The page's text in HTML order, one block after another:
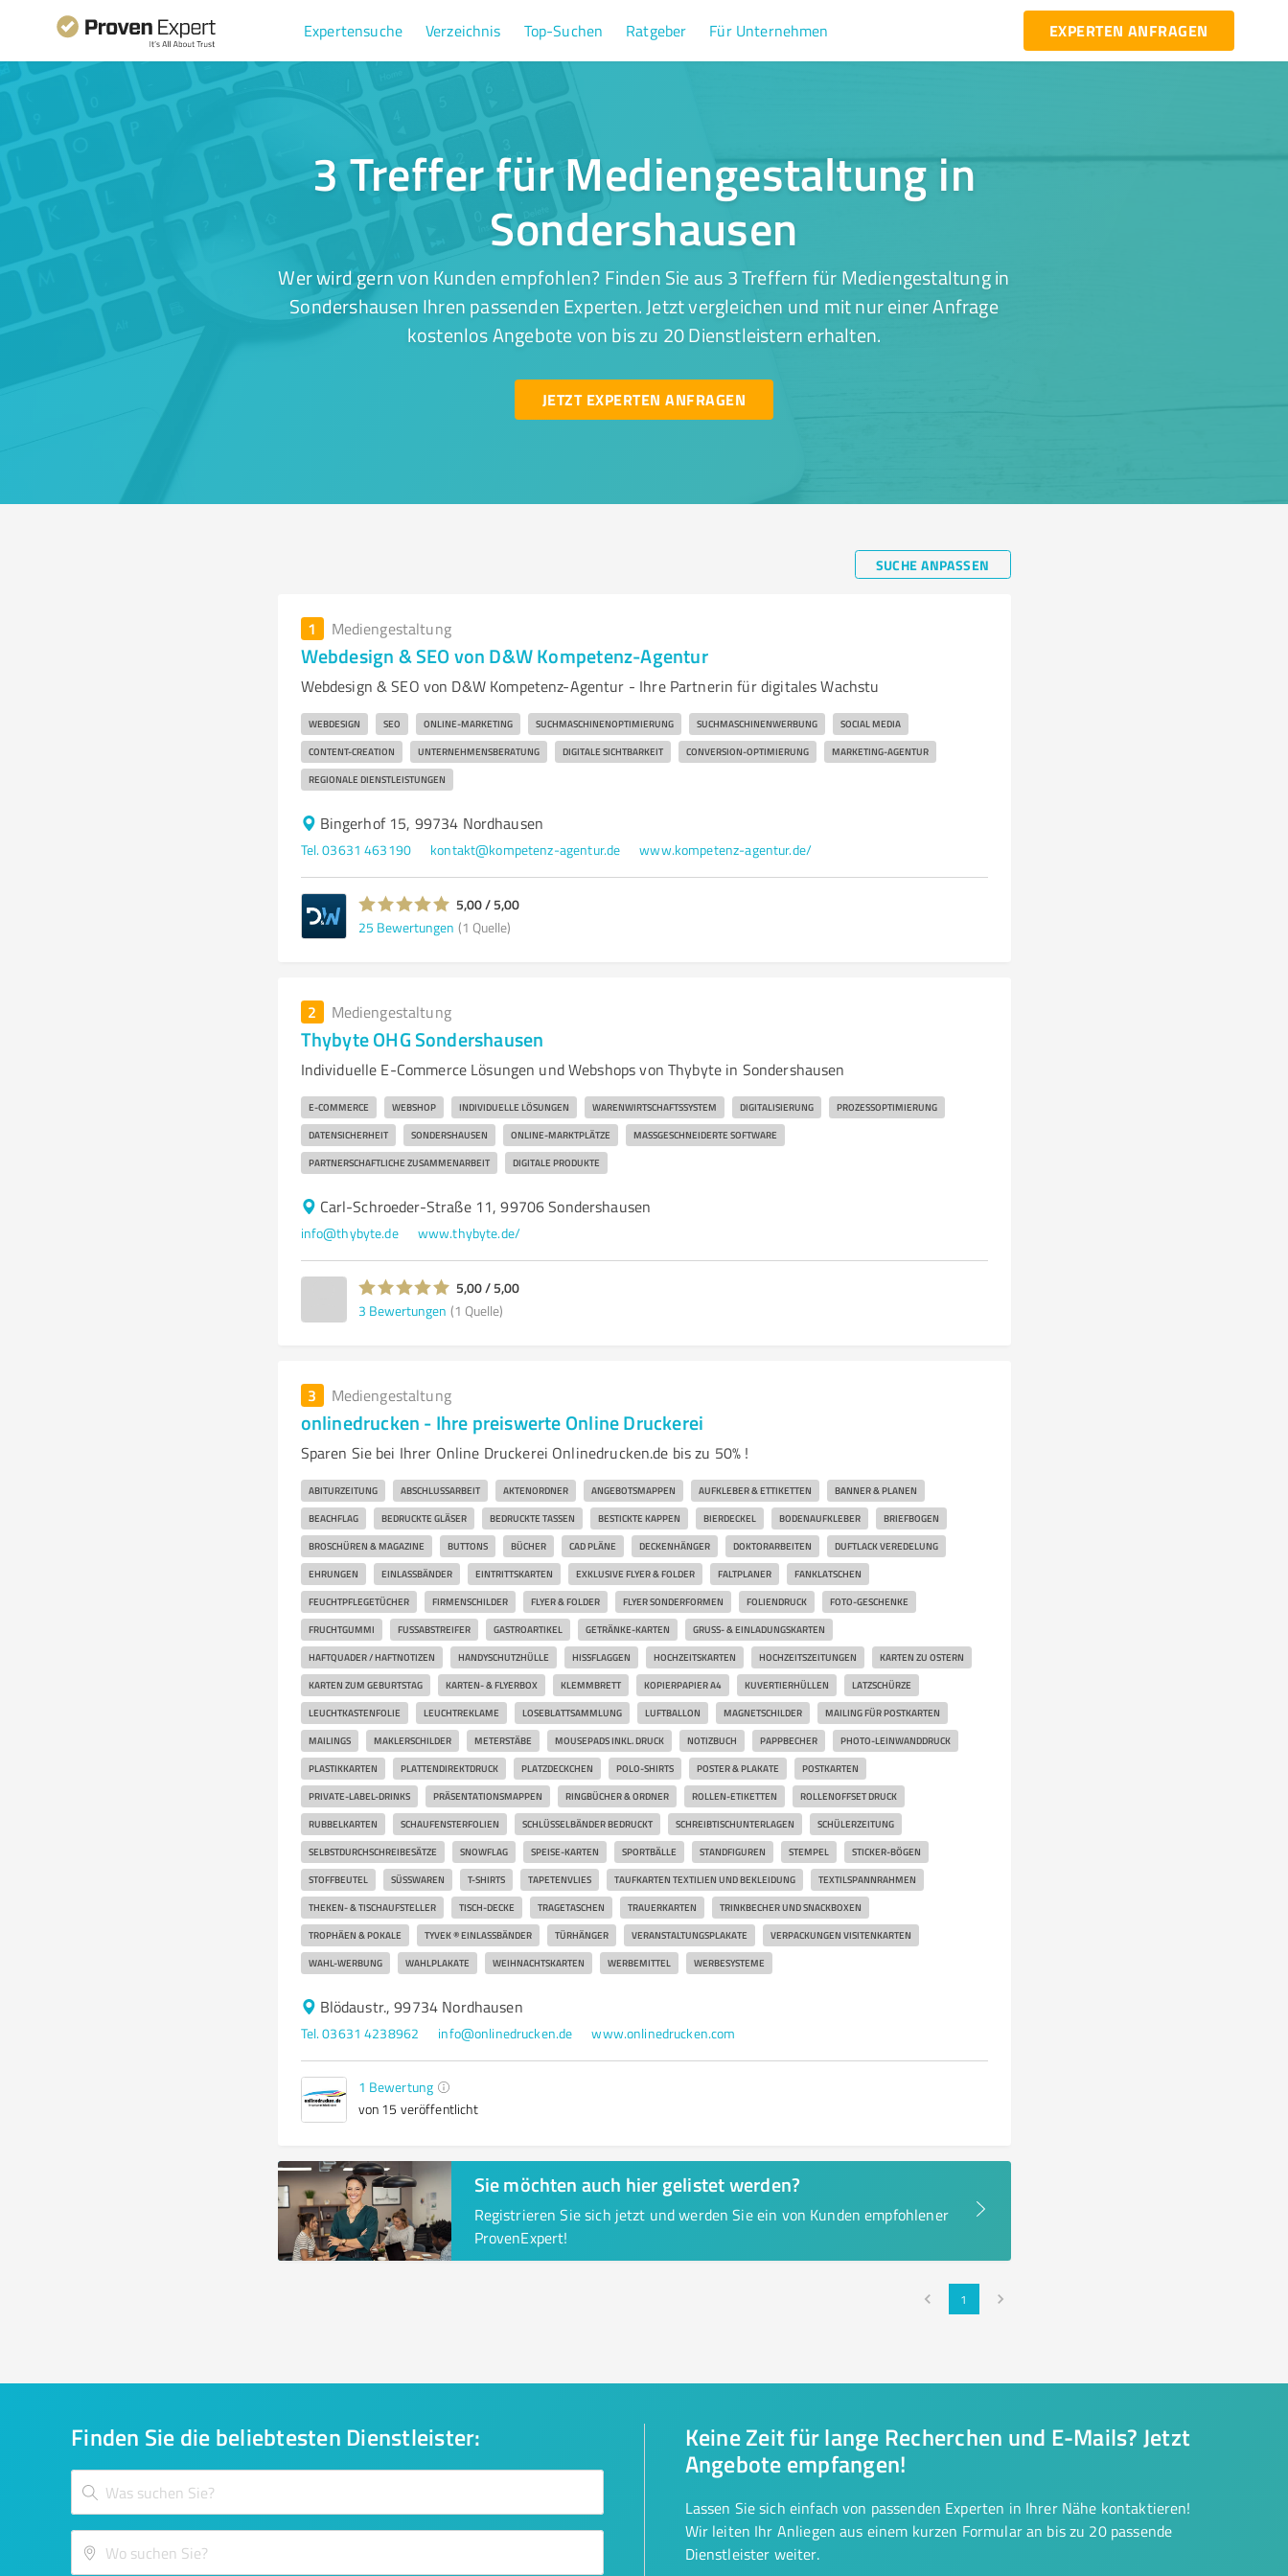
Expertensuche Verzeichnis Top-Suchen Ratgeber Für Unternehmen EXPERTEN ANFRAGEN
3 Treffer für Mediengestaltung in
Sondershausen
Wer wird gern von Kunden empfohlen? Finden Sie aus 3 Treffern für Mediengestaltung in
Sondershausen Ihren passenden Experten. Jetzt vergleichen und mit nur einer Anfrage
kostenlos Angebote von bis zu 20 Dienstleistern erhalten.
JETZT EXPERTEN ANFRAGEN
SUCHE ANPASSEN
1 Mediengestaltung
Webdesign & SEO von D&W Kompetenz-Agentur
Webdesign & SEO von D&W Kompetenz-Agentur - Ihre Partnerin für digitales Wachstu
WEBDESIGN SEO ONLINE-MARKETING SUCHMASCHINENOPTIMIERUNG SUCHMASCHINENWERBUNG SOCIAL MEDIA
CONTENT-CREATION UNTERNEHMENSBERATUNG DIGITALE SICHTBARKEIT CONVERSION-OPTIMIERUNG MARKETING-AGENTUR
REGIONALE DIENSTLEISTUNGEN
Bingerhof 15, 99734 Nordhausen
Tel. 03631 463190 kontakt@kompetenz-agentur.de www.kompetenz-agentur.de/
5,00 / 5,00
25 Bewertungen (1 Quelle)
2 Mediengestaltung
Thybyte OHG Sondershausen
Individuelle E-Commerce Lösungen und Webshops von Thybyte in Sondershausen
E-COMMERCE WEBSHOP INDIVIDUELLE LÖSUNGEN WARENWIRTSCHAFTSSYSTEM DIGITALISIERUNG PROZESSOPTIMIERUNG
DATENSICHERHEIT SONDERSHAUSEN ONLINE-MARKTPLÄTZE MASSGESCHNEIDERTE SOFTWARE
PARTNERSCHAFTLICHE ZUSAMMENARBEIT DIGITALE PRODUKTE
Carl-Schroeder-Straße 11, 99706 Sondershausen
info@thybyte.de www.thybyte.de/
5,00 / 5,00
3 Bewertungen (1 Quelle)
3 Mediengestaltung
onlinedrucken - Ihre preiswerte Online Druckerei
Sparen Sie bei Ihrer Online Druckerei Onlinedrucken.de bis zu 50% !
ABITURZEITUNG ABSCHLUSSARBEIT AKTENORDNER ANGEBOTSMAPPEN AUFKLEBER & ETTIKETTEN BANNER & PLANEN
BEACHFLAG BEDRUCKTE GLÄSER BEDRUCKTE TASSEN BESTICKTE KAPPEN BIERDECKEL BODENAUFKLEBER BRIEFBOGEN
BROSCHÜREN & MAGAZINE BUTTONS BÜCHER CAD PLÄNE DECKENHÄNGER DOKTORARBEITEN DUFTLACK VEREDELUNG
EHRUNGEN EINLASSBÄNDER EINTRITTSKARTEN EXKLUSIVE FLYER & FOLDER FALTPLANER FANKLATSCHEN
FEUCHTPFLEGETÜCHER FIRMENSCHILDER FLYER & FOLDER FLYER SONDERFORMEN FOLIENDRUCK FOTO-GESCHENKE
FRUCHTGUMMI FUSSABSTREIFER GASTROARTIKEL GETRÄNKE-KARTEN GRUSS- & EINLADUNGSKARTEN
HAFTQUADER / HAFTNOTIZEN HANDYSCHUTZHÜLLE HISSFLAGGEN HOCHZEITSKARTEN HOCHZEITSZEITUNGEN KARTEN ZU OSTERN
KARTEN ZUM GEBURTSTAG KARTEN- & FLYERBOX KLEMMBRETT KOPIERPAPIER A4 KUVERTIERHÜLLEN LATZSCHÜRZE
LEUCHTKASTENFOLIE LEUCHTREKLAME LOSEBLATTSAMMLUNG LUFTBALLON MAGNETSCHILDER MAILING FÜR POSTKARTEN
MAILINGS MAKLERSCHILDER METERSTÄBE MOUSEPADS INKL. DRUCK NOTIZBUCH PAPPBECHER PHOTO-LEINWANDDRUCK
PLASTIKKARTEN PLATTENDIREKTDRUCK PLATZDECKCHEN POLO-SHIRTS POSTER & PLAKATE POSTKARTEN
PRIVATE-LABEL-DRINKS PRÄSENTATIONSMAPPEN RINGBÜCHER & ORDNER ROLLEN-ETIKETTEN ROLLENOFFSET DRUCK
RUBBELKARTEN SCHAUFENSTERFOLIEN SCHLÜSSELBÄNDER BEDRUCKT SCHREIBTISCHUNTERLAGEN SCHÜLERZEITUNG
SELBSTDURCHSCHREIBESÄTZE SNOWFLAG SPEISE-KARTEN SPORTBÄLLE STANDFIGUREN STEMPEL STICKER-BÖGEN
STOFFBEUTEL SÜSSWAREN T-SHIRTS TAPETENVLIES TAUFKARTEN TEXTILIEN UND BEKLEIDUNG TEXTILSPANNRAHMEN
THEKEN- & TISCHAUFSTELLER TISCH-DECKE TRAGETASCHEN TRAUERKARTEN TRINKBECHER UND SNACKBOXEN
TROPHÄEN & POKALE TYVEK ® EINLASSBÄNDER TÜRHÄNGER VERANSTALTUNGSPLAKATE VERPACKUNGEN VISITENKARTEN
WAHL-WERBUNG WAHLPLAKATE WEIHNACHTSKARTEN WERBEMITTEL WERBESYSTEME
Blödaustr., 99734 Nordhausen
Tel. 03631 4238962 info@onlinedrucken.de www.onlinedrucken.com
1 Bewertung
von 15 veröffentlicht
Sie möchten auch hier gelistet werden?
Registrieren Sie sich jetzt und werden Sie ein von Kunden empfohlener
ProvenExpert!
1
Finden Sie die beliebtesten Dienstleister:
Keine Zeit für lange Recherchen und E-Mails? Jetzt
Angebote empfangen!
Lassen Sie sich einfach von passenden Experten in Ihrer Nähe kontaktieren!
Wir leiten Ihr Anliegen aus einem kurzen Formular an bis zu 20 passende
Dienstleister weiter.